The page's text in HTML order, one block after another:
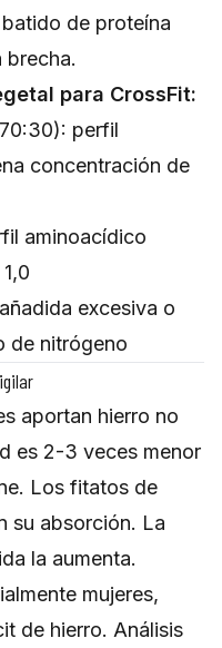
de proteína
brecha.
para CrossFit:
perfil
concentración de
aminoacídico
excesiva o
de nitrógeno
aportan hierro no
es 2-3 veces menor
Los fitatos de
su absorción. La
la aumenta.
mujeres,
de hierro. Análisis